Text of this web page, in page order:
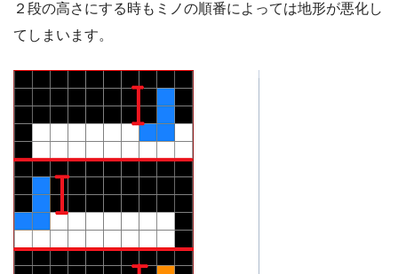
２段の高さにする時もミノの順番によっては地形が悪化し
てしまいます。